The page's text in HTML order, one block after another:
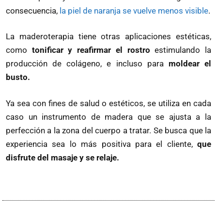
consecuencia, la piel de naranja se vuelve menos visible.
La maderoterapia tiene otras aplicaciones estéticas,
como tonificar y reafirmar el rostro estimulando la
producción de colágeno, e incluso para moldear el
busto.
Ya sea con fines de salud o estéticos, se utiliza en cada
caso un instrumento de madera que se ajusta a la
perfección a la zona del cuerpo a tratar. Se busca que la
experiencia sea lo más positiva para el cliente, que
disfrute del masaje y se relaje.